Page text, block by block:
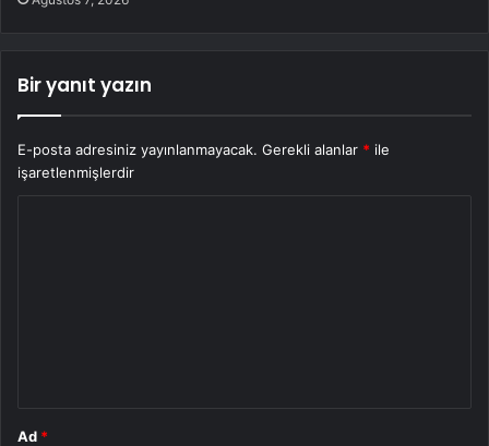
Bir yanıt yazın
E-posta adresiniz yayınlanmayacak. Gerekli alanlar * ile
işaretlenmişlerdir
Ad *